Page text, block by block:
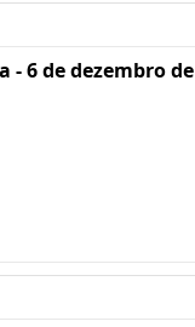
- 6 de dezembro de